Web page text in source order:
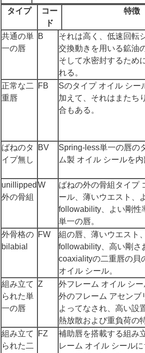
タイプ
コー
ド
特徴
共通の単
一の唇
B
それは高く、低速回転
交換動きを用いる鉱油
そして水密封するため
れる。
正常な二
重唇
FB
Sのタイプ オイル シー
加えて、それはまたち
合もある。
ばねのタ
イプ無し
BV
Spring-less単一の唇の
ム製 オイル シールを内
unillipped
外の骨組
W
ばねの外の骨組タイプ
ール、薄いウエスト、
followability、よい剛性
単一の唇。
外骨格の
bilabial
FW
組の唇、薄いウエスト
followability、高い剛さ
coaxialityの二重唇の貝
オイル シール。
組み立て
られた単
一の唇
Z
外フレーム オイル シ
外のフレーム アセンブ
よってなされ、高い設
熱放散および重負荷の
組み立て
られた二
FZ
補助唇を搭載する組み
レーム オイル シール